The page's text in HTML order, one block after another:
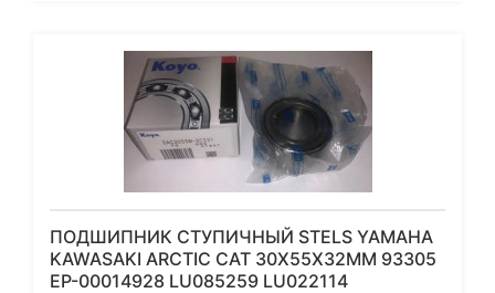
ПОДШИПНИК СТУПИЧНЫЙ STELS YAMAHA
KAWASAKI ARCTIC CAT 30Х55Х32ММ 93305
EP-00014928 LU085259 LU022114